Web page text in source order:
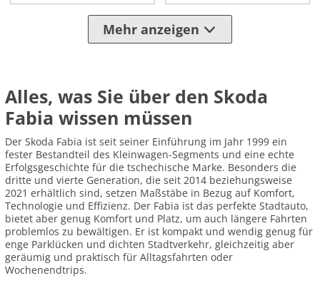
Mehr anzeigen
Alles, was Sie über den Skoda
Fabia wissen müssen
Der Skoda Fabia ist seit seiner Einführung im Jahr 1999 ein
fester Bestandteil des Kleinwagen-Segments und eine echte
Erfolgsgeschichte für die tschechische Marke. Besonders die
dritte und vierte Generation, die seit 2014 beziehungsweise
2021 erhältlich sind, setzen Maßstäbe in Bezug auf Komfort,
Technologie und Effizienz. Der Fabia ist das perfekte Stadtauto,
bietet aber genug Komfort und Platz, um auch längere Fahrten
problemlos zu bewältigen. Er ist kompakt und wendig genug für
enge Parklücken und dichten Stadtverkehr, gleichzeitig aber
geräumig und praktisch für Alltagsfahrten oder
Wochenendtrips.